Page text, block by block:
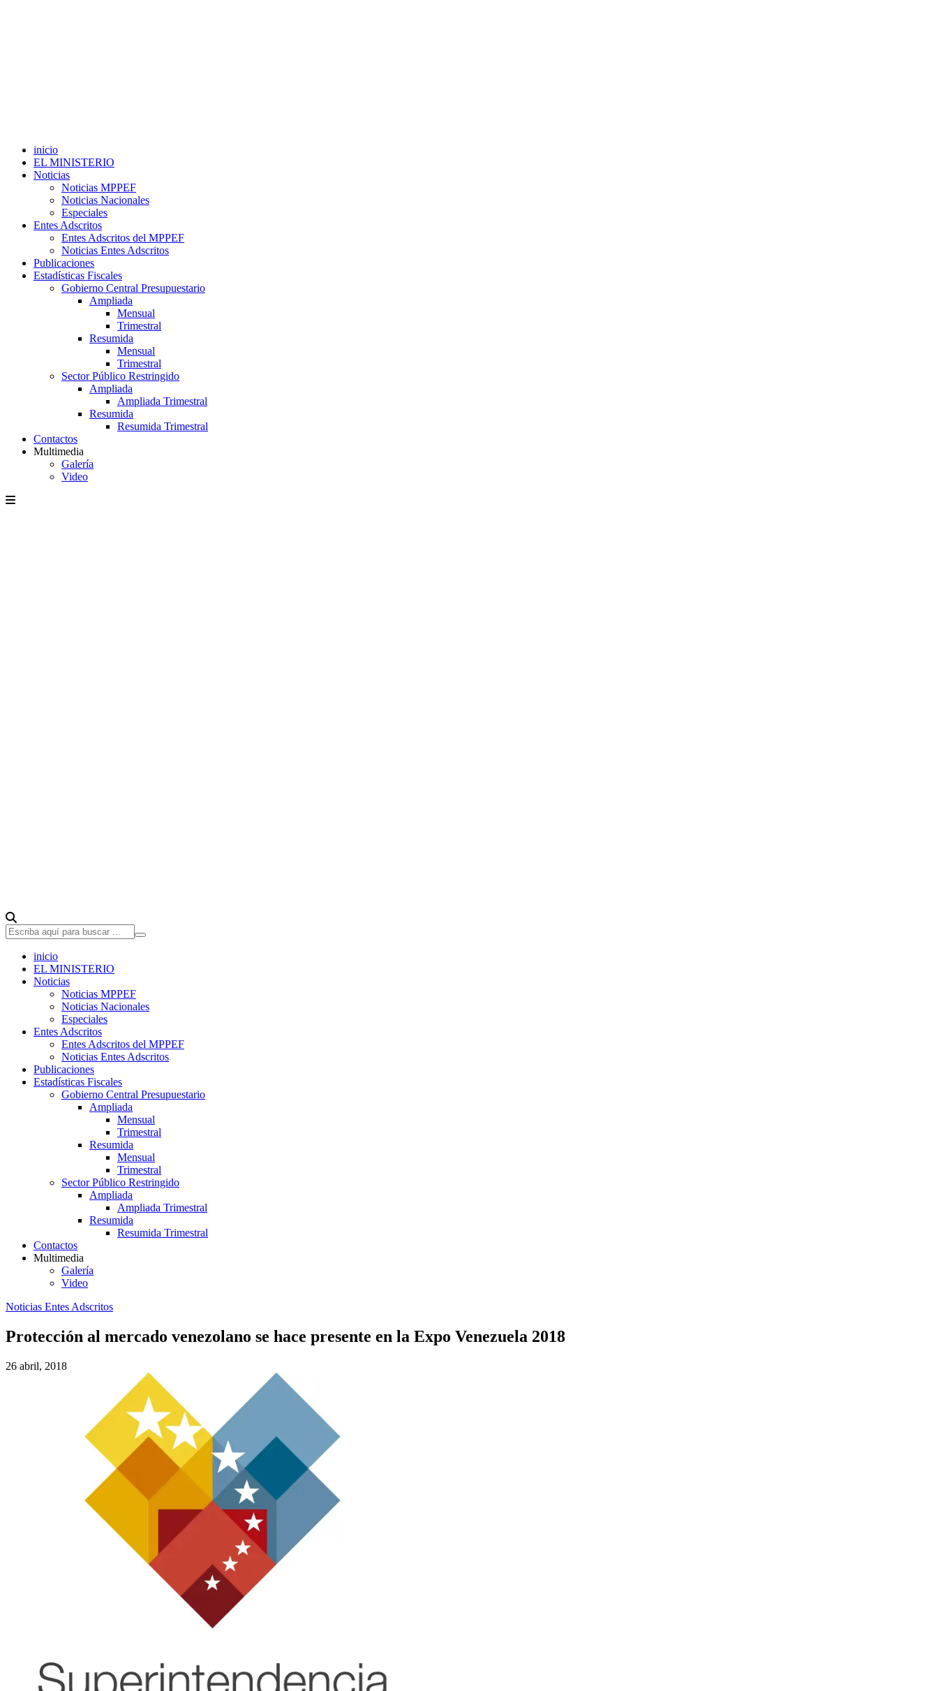
inicio
EL MINISTERIO
Noticias
Noticias MPPEF
Noticias Nacionales
Especiales
Entes Adscritos
Entes Adscritos del MPPEF
Noticias Entes Adscritos
Publicaciones
Estadísticas Fiscales
Gobierno Central Presupuestario
Ampliada
Mensual
Trimestral
Resumida
Mensual
Trimestral
Sector Público Restringido
Ampliada
Ampliada Trimestral
Resumida
Resumida Trimestral
Contactos
Multimedia
Galería
Video
inicio
EL MINISTERIO
Noticias
Noticias MPPEF
Noticias Nacionales
Especiales
Entes Adscritos
Entes Adscritos del MPPEF
Noticias Entes Adscritos
Publicaciones
Estadísticas Fiscales
Gobierno Central Presupuestario
Ampliada
Mensual
Trimestral
Resumida
Mensual
Trimestral
Sector Público Restringido
Ampliada
Ampliada Trimestral
Resumida
Resumida Trimestral
Contactos
Multimedia
Galería
Video
Noticias Entes Adscritos
Protección al mercado venezolano se hace presente en la Expo Venezuela 2018
26 abril, 2018